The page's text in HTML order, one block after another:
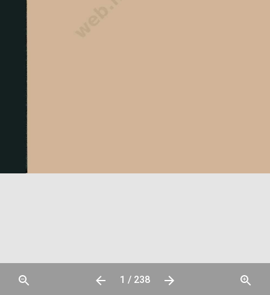
1 / 238